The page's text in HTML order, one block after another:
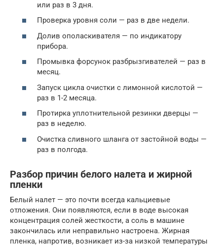
или раз в 3 дня.
Проверка уровня соли — раз в две недели.
Долив ополаскивателя — по индикатору
прибора.
Промывка форсунок разбрызгивателей — раз в
месяц.
Запуск цикла очистки с лимонной кислотой —
раз в 1-2 месяца.
Протирка уплотнительной резинки дверцы —
раз в неделю.
Очистка сливного шланга от застойной воды —
раз в полгода.
Разбор причин белого налета и жирной
пленки
Белый налет — это почти всегда кальциевые
отложения. Они появляются, если в воде высокая
концентрация солей жесткости, а соль в машине
закончилась или неправильно настроена. Жирная
пленка, напротив, возникает из-за низкой температуры